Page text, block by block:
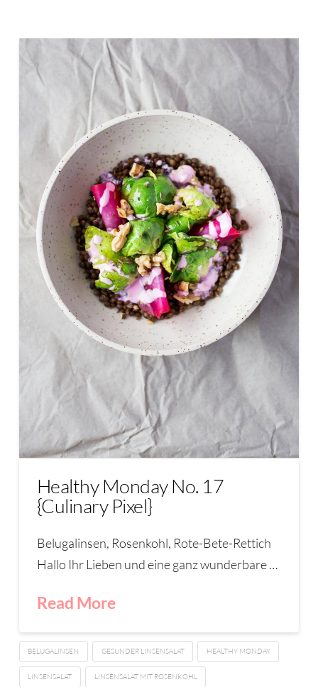
Healthy Monday No. 17
{Culinary Pixel}
Belugalinsen, Rosenkohl, Rote-Bete-Rettich
Hallo Ihr Lieben und eine ganz wunderbare …
Read More
BELUGALINSEN GESUNDER LINSENSALAT HEALTHY MONDAY
LINSENSALAT LINSENSALAT MIT ROSENKOHL